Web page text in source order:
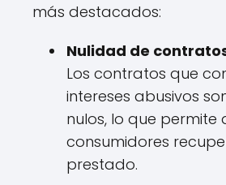
más destacados:
Nulidad de
Los contratos que
intereses abusivos
nulos, lo que permite
consumidores
prestado.